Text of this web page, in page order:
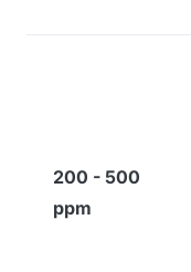
200 - 500
ppm